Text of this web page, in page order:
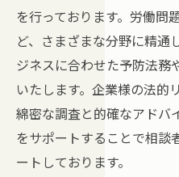
を行っております。労働問
ど、さまざまな分野に精通
ジネスに合わせた予防法務
いたします。企業様の法的
綿密な調査と的確なアドバ
をサポートすることで相談
ートしております。